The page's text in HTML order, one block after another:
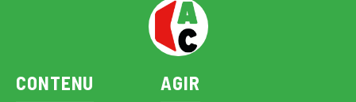
CONTENU AGIR